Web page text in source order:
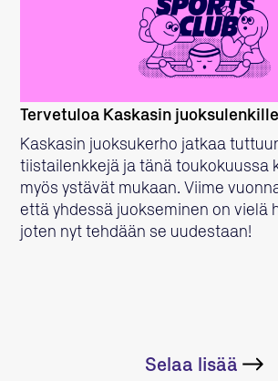
LUE LISÄÄ
Tervetuloa Kaskasin juoksulenkille
Kaskasin juoksukerho jatkaa
tiistailenkkejä ja tänä toukokuussa
myös ystävät mukaan. Viime
että yhdessä juokseminen on vielä
joten nyt tehdään se uudestaan!
Selaa lisää